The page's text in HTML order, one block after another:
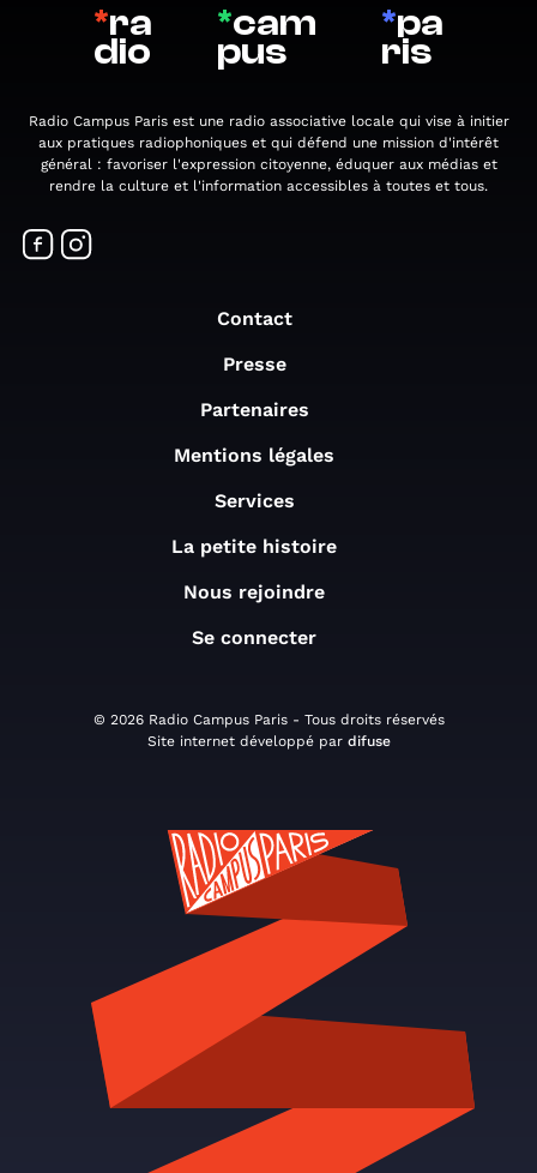
*ra
dio
*cam
pus
*pa
ris
Radio Campus Paris est une radio associative locale qui vise à initier
aux pratiques radiophoniques et qui défend une mission d'intérêt
général : favoriser l'expression citoyenne, éduquer aux médias et
rendre la culture et l'information accessibles à toutes et tous.
Contact
Presse
Partenaires
Mentions légales
Services
La petite histoire
Nous rejoindre
Se connecter
© 2026 Radio Campus Paris - Tous droits réservés
Site internet développé par difuse